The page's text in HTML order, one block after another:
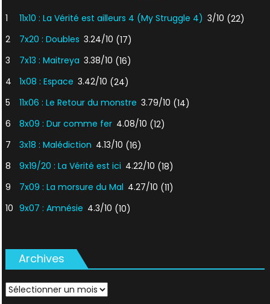
1 11x10 : La Vérité est ailleurs 4 (My Struggle 4) 3/10 (22)
2
7x20 : Doubles 3.24/10 (17)
3
7x13 : Maitreya 3.38/10 (16)
4
1x08 : Espace 3.42/10 (24)
5
11x06 : Le Retour du monstre 3.79/10 (14)
6
8x09 : Dur comme fer 4.08/10 (12)
7
3x18 : Malédiction 4.13/10 (16)
8
9x19/20 : La Vérité est ici 4.22/10 (18)
9
7x09 : La morsure du Mal 4.27/10 (11)
10 9x07 : Amnésie 4.3/10 (10)
Archives
Archives